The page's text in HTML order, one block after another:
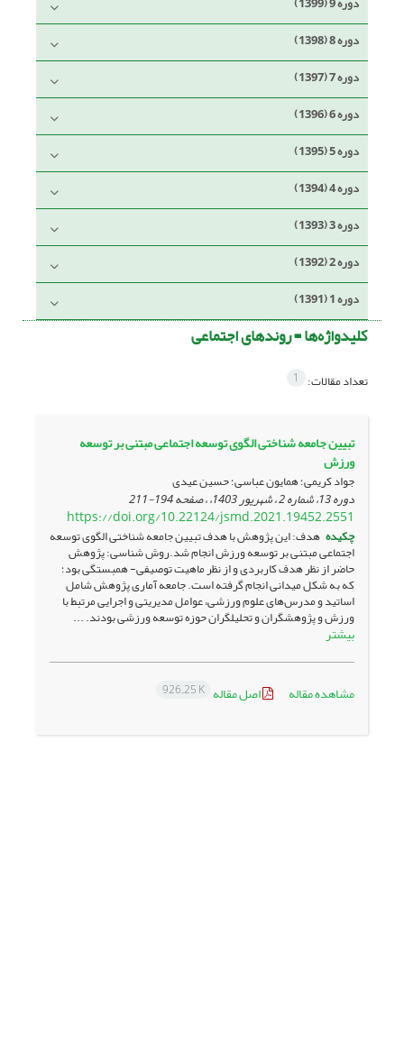
دوره 8 (1398)
دوره 7 (1397)
دوره 6 (1396)
دوره 5 (1395)
دوره 4 (1394)
دوره 3 (1393)
دوره 2 (1392)
دوره 1 (1391)
کلیدواژه‌ها =روندهای اجتماعی
تعداد مقالات: 1
تبیین جامعه شناختی الگوی توسعه اجتماعی مبتنی بر توسعه
ورزش
جواد کریمی؛ همایون عباسی؛ حسین عیدی
دوره 13، شماره 2 ، شهریور 1403، ، صفحه 194-211
https://doi.org/10.22124/jsmd.2021.19452.2551
چکیده هدف: این پژوهش با هدف تبیین جامعه شناختی الگوی توسعه
اجتماعی مبتنی بر توسعه ورزش انجام شد.روش شناسی: پژوهش
حاضر از نظر هدف کاربردی و از نظر ماهیت توصیفی- همبستگی بود؛
که به شکل میدانی انجام گرفته است. جامعه آماری پژوهش شامل
اساتید و مدرس‌های علوم ورزشی، عوامل مدیریتی و اجرایی مرتبط با
ورزش و پژوهشگران و تحلیلگران حوزه توسعه ورزشی بودند. ...
بیشتر
مشاهده مقاله اصل مقاله 926.25 K